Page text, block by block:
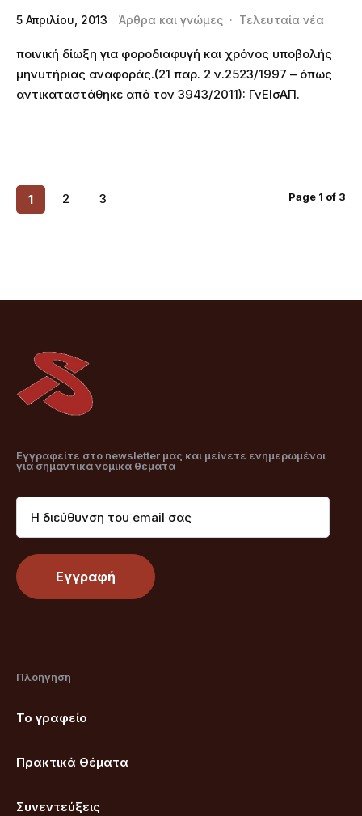
5 Απριλίου, 2013 Άρθρα και γνώμες · Τελευταία νέα
ποινική δίωξη για φοροδιαφυγή και χρόνος υποβολής
μηνυτήριας αναφοράς.(21 παρ. 2 ν.2523/1997 – όπως
αντικαταστάθηκε από τον 3943/2011): ΓνΕΙσΑΠ.
1 2 3 Page 1 of 3
Εγγραφείτε στο newsletter μας και μείνετε ενημερωμένοι
για σημαντικά νομικά θέματα
Πλοήγηση
Το γραφείο
Πρακτικά Θέματα
Συνεντεύξεις